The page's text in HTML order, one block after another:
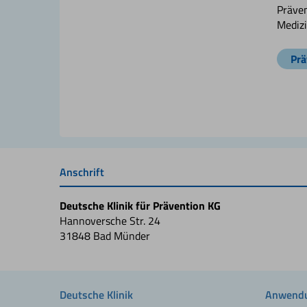
Anschrift
Deutsche Klinik für Prävention KG
Hannoversche Str. 24
31848 Bad Münder
Deutsche Klinik